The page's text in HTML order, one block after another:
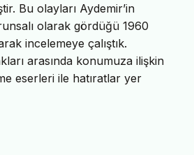
Bu olayları Aydemir’in
olarak gördüğü 1960
incelemeye çalıştık.
arasında konumuza ilişkin
eserleri ile hatıratlar yer